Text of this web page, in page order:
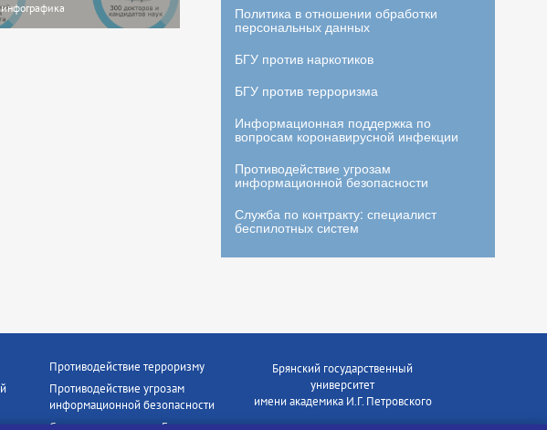
Политика в отношении обработки
персональных данных
БГУ против наркотиков
БГУ против терроризма
Информационная поддержка по
вопросам коронавирусной инфекции
Противодействие угрозам
информационной безопасности
Служба по контракту: специалист
беспилотных систем
Противодействие терроризму
Противодействие угрозам
информационной безопасности
Брянский государственный
университет
имени академика И.Г. Петровского